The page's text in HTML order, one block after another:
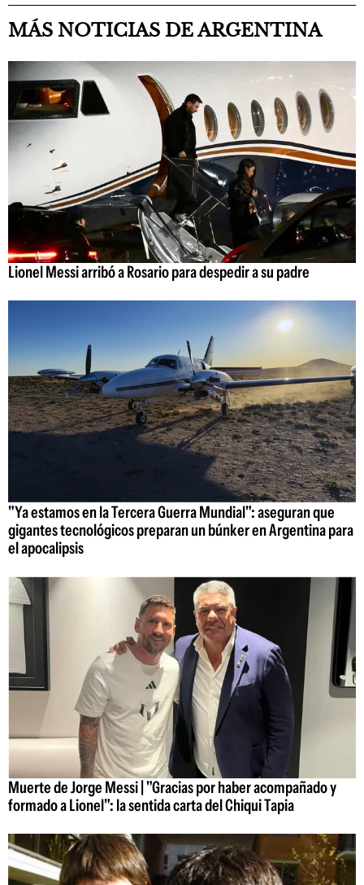
MÁS NOTICIAS DE ARGENTINA
Lionel Messi arribó a Rosario para despedir a su padre
"Ya estamos en la Tercera Guerra Mundial": aseguran que
gigantes tecnológicos preparan un búnker en Argentina para
el apocalipsis
Muerte de Jorge Messi | "Gracias por haber acompañado y
formado a Lionel": la sentida carta del Chiqui Tapia